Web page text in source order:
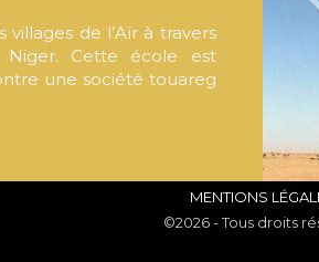
de l’Aïr à travers
Niger. Cette école est
une société touareg
MENTIONS
©2026 - Tous droits